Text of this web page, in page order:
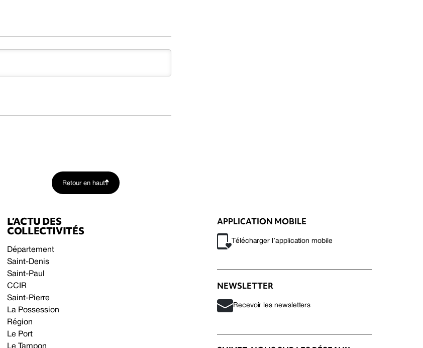
Retour en haut
L’ACTU DES
COLLECTIVITÉS
Département
Saint-Denis
Saint-Paul
CCIR
Saint-Pierre
La Possession
Région
Le Port
Le Tampon
APPLICATION MOBILE
Télécharger l’application mobile
NEWSLETTER
Recevoir les newsletters